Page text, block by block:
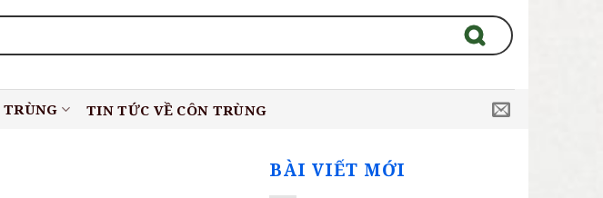
TIN TỨC VỀ CÔN TRÙNG
BÀI VIẾT MỚI